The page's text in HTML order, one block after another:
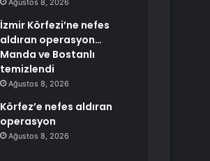
Ağustos 8, 2026
İzmir Körfezi’ne nefes
aldıran operasyon…
Manda ve Bostanlı
temizlendi
Ağustos 8, 2026
Körfez’e nefes aldıran
operasyon
Ağustos 8, 2026